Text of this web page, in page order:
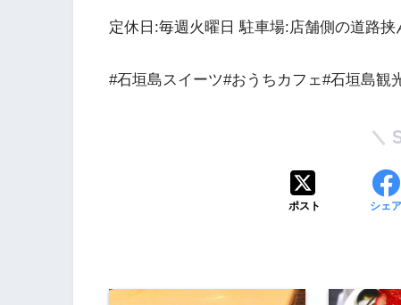
定休日:毎週火曜日 駐車場:店舗側の道路
#石垣島スイーツ#おうちカフェ#石垣島観
ポスト シェア